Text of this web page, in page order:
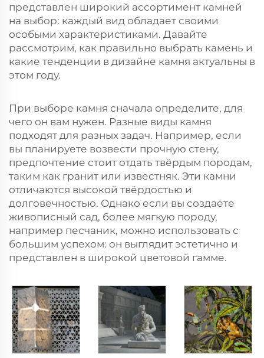
представлен широкий ассортимент камней
на выбор: каждый вид обладает своими
особыми характеристиками. Давайте
рассмотрим, как правильно выбрать камень и
какие тенденции в дизайне камня актуальны в
этом году.
При выборе камня сначала определите, для
чего он вам нужен. Разные виды камня
подходят для разных задач. Например, если
вы планируете возвести прочную стену,
предпочтение стоит отдать твёрдым породам,
таким как гранит или известняк. Эти камни
отличаются высокой твёрдостью и
долговечностью. Однако если вы создаёте
живописный сад, более мягкую породу,
например песчаник, можно использовать с
большим успехом: он выглядит эстетично и
представлен в широкой цветовой гамме.